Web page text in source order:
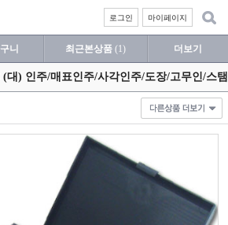
마이페이지
로그인
니 최근본상품 (1) 더보기
(대) 인주/매표인주/사각인주/도장/고무인/스